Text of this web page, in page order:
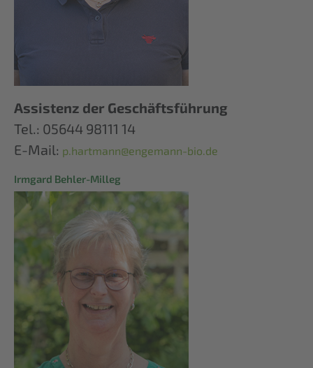
Assistenz der Geschäftsführung
Tel.: 05644 98111 14
E-Mail: p.hartmann@engemann-bio.de
Irmgard Behler-Milleg